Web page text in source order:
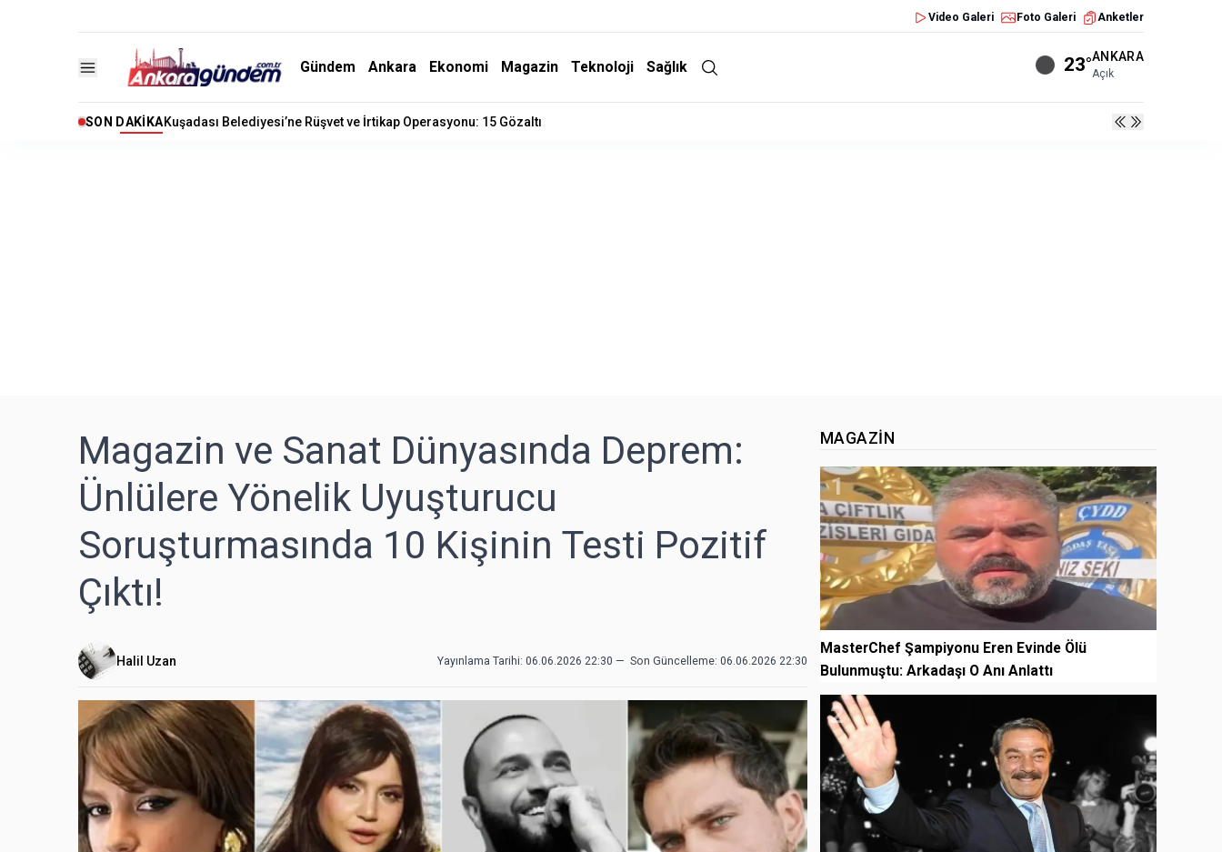
Video Galeri Foto Galeri Anketler
Gündem Ankara Ekonomi Magazin Teknoloji Sağlık 23°ANKARA
Açık
SON DAKIKAKuşadası Belediyesi’ne Rüşvet ve İrtikap Operasyonu: 15 Gözaltı
Magazin ve Sanat Dünyasında Deprem:
Ünlülere Yönelik Uyuşturucu
Soruşturmasında 10 Kişinin Testi Pozitif
Çıktı!
Halil Uzan Yayınlama Tarihi: 06.06.2026 22:30 — Son Güncelleme: 06.06.2026 22:30
MAGAZIN
1
MasterChef Şampiyonu Eren Evinde Ölü
Bulunmuştu: Arkadaşı O Anı Anlattı
2